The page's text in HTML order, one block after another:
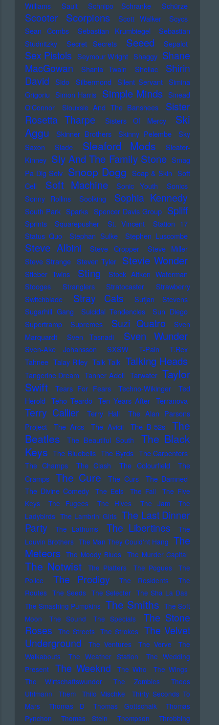
Williams
Sault Schnipo Schranke Schürze
Scooter Scorpions Scott Walker
Scycs
Sean Combs
Sebastian Krumbiegel
Sebastian
Studnitzky
Secret Secrets Seeed Sepalot
Sex Pistols Seymour Wright Shaggy Shane
MacGowan
Shania Twain Shellac
Shirin
David
Sido Silbermond Silent Servant Simina
Grigoriu Simon Harris Simple Minds Sinead
O'Connor
Siouxsie And The Banshees
Sister
Rosetta Tharpe
Sisters Of Mercy
Ski
Aggu
Skinner Brothers Skinny Pelembe
Sky
Saxon
Slade Sleaford Mods
Sleater-
Kinney Sly And The Family Stone Smag
Pa Dig Selv Snoop Dogg Soap & Skin Soft
Cell
Soft Machine Sonic Youth
Sonics
Sonny Rollins
Soolking Sophia Kennedy
South Park Sparks Spencer Davis Group Spliff
Sprints Squarepusher St. Vincent
Station 17
Status Quo
Stephan Sulke Stephen Luscombe
Steve Albini Steve Cropper
Steve Miller
Steve Strange Steven Tyler Stevie Wonder
Stieber Twins Sting
Stock Aitken Waterman
Stooges
Stranglers Stratocaster
Strawberry
Switchblade
Stray Cats
Sufjan Stevens
Sugarhill Gang
Suicidal Tendencies
Sun Diego
Supertramp
Supremes Suzi Quatro
Sven
Marquardt
Sven Tasnadi Sven Wunder
Sven-Ake Johansson SXSW T-Pain
T.Rex
Tahnee Talay Riley Talk Talk Talking Heads
Tangerine Dream Tanner Adell Tarwater Taylor
Swift
Tears For Fears Techno-Wikinger
Ted
Herold
Teho Teardo Ten Years After Terranova
Terry Callier Terry Hall
The Alan Parsons
Project
The Arcs The Avicii The B-52s
The
Beatles
The Beautiful South
The Black
Keys The Bluebells The Byrds The Carpenters
The Champs
The Clash The Colourfield
The
Cramps
The Cure The Curs
The Damned
The Divine Comedy
The Eels The Fall
The Five
Keys
The Fugees The Hives The Jam
The
Ladybirds The Lambrini Girls The Last Dinner
Party
The Lathums The Libertines
The
Louvin Brothers The Man They Could'nt Hang The
Meteors The Moody Blues The Murder Capital
The Notwist The Platters The Pogues
The
Police
The Prodigy The Residents
The
Routes The Seeds The Selecter The Sha La Das
The Smashing Pumpkins The Smiths The Soft
Moon
The Sound The Specials
The Stone
Roses
The Streets The Strokes
The Velvet
Underground
The Ventures The Verve
The
Walkabouts
The Weather Station
The Wedding
Present
The Weeknd The Who
The Wings
The Wirtschaftswunder
The Zombies
Thees
Uhlmann
Them Thilo Mischke
Thirty Seconds To
Mars
Thomas D Thomas Gottschalk
Thomas
Pynchon
Thomas Stein Thompson
Throbbing